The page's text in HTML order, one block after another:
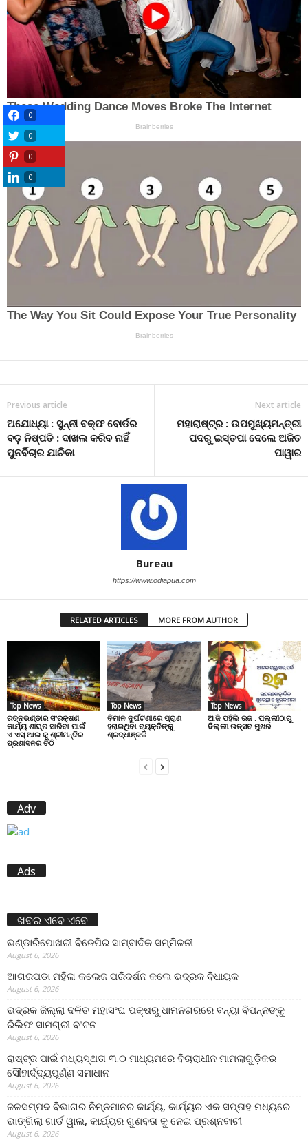
Previous article
ଅଯୋଧ୍ୟା : ସୁନ୍ନୀ ବକ୍ଫ ବୋର୍ଡର
ବଡ଼ ନିଷ୍ପତି : ଦାଖଲ କରିବ ନାହିଁ
ପୁନର୍ବିଚାର ଯାଚିକା
Next article
ମହାରାଷ୍ଟ୍ର : ଉପମୁଖ୍ୟମନ୍ତ୍ରୀ
ପଦରୁ ଇସ୍ତପା ଦେଲେ ଅଜିତ
ପାୱାର
Bureau
https://www.odiapua.com
RELATED ARTICLES MORE FROM AUTHOR
Top News
ରତ୍ନଭଣ୍ଡାର ସଂରକ୍ଷଣ
କାର୍ଯ୍ୟ ଶୀଘ୍ର ସାରିବା ପାଇଁ
ଏ.ଏସ୍.ଆଇ.କୁ ଶ୍ରୀମନ୍ଦିର
ପ୍ରଶାସନର ଚିଠି
Top News
ବିମାନ ଦୁର୍ଘଟଣାରେ ପ୍ରାଣ
ହରାଇଥିବା ବ୍ୟକ୍ତିଙ୍କୁ
ଶ୍ରଦ୍ଧାଞ୍ଜଳି
Top News
ଆଜି ପହିଲି ରଜ : ପଲ୍ଲୀଠାରୁ
ଦିଲ୍ଲୀ ଉତ୍ସବ ମୁଖର
Adv
Ads
ଖବର ଏବେ ଏବେ
ଭଣ୍ଡାରିପୋଖରୀ ବିଜେପିର ସାମ୍ବାଦିକ ସମ୍ମିଳନୀ
August 6, 2026
ଆଗରପଡା ମହିଳା କଲେଜ ପରିଦର୍ଶନ କଲେ ଭଦ୍ରକ ବିଧାୟକ
August 6, 2026
ଭଦ୍ରକ ଜିଲ୍ଲା ଦଳିତ ମହାସଂଘ ପକ୍ଷରୁ ଧାମନଗରରେ ବନ୍ୟା ବିପନ୍ନଙ୍କୁ
ରିଲିଫ ସାମଗ୍ରୀ ବଂଟନ
August 6, 2026
ରାଷ୍ଟ୍ର ପାଇଁ ମଧ୍ୟସ୍ଥତା ୩.୦ ମାଧ୍ୟମରେ ବିଚାରାଧୀନ ମାମଲାଗୁଡ଼ିକର
ସୌହାର୍ଦ୍ଦ୍ୟପୂର୍ଣ୍ଣ ସମାଧାନ
August 6, 2026
ଜଳସମ୍ପଦ ବିଭାଗର ନିମ୍ନମାନର କାର୍ଯ୍ୟ, କାର୍ଯ୍ୟର ଏକ ସପ୍ତାହ ମଧ୍ୟରେ
ଭାଙ୍ଗିଲା ଗାର୍ଡ ୱାଲ, କାର୍ଯ୍ୟର ଗୁଣବତା କୁ ନେଇ ପ୍ରଶ୍ନବାଚୀ
August 6, 2026
0
0
0
0